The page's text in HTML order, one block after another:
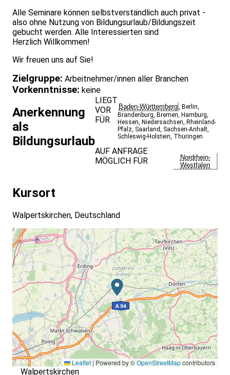
Alle Seminare können selbstverständlich auch privat -
also ohne Nutzung von Bildungsurlaub/Bildungszeit
gebucht werden. Alle Interessierten sind
Herzlich Willkommen!
Wir freuen uns auf Sie!
Zielgruppe: Arbeitnehmer/innen aller Branchen
Vorkenntnisse: keine
Anerkennung
als
Bildungsurlaub
LIEGT
VOR
FÜR
Baden-Württemberg Berlin
Brandenburg Bremen Hamburg
Hessen Niedersachsen Rheinland-
Pfalz Saarland Sachsen-Anhalt
Schleswig-Holstein Thüringen
AUF ANFRAGE
MÖGLICH FÜR
Nordrhein-
Westfalen
Kursort
Walpertskirchen, Deutschland
Leaflet | Powered by ©OpenStreetMapcontributors
Walpertskirchen